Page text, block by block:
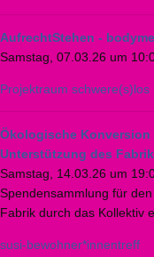
AufrechtStehen -
Samstag, 07.03.26 um
Projektraum schwere(s)los
Ökologische
Unterstützung des
Samstag, 14.03.26 um
Spendensammlung für
Fabrik durch das Kollektiv
susi-bewohner*innentreff